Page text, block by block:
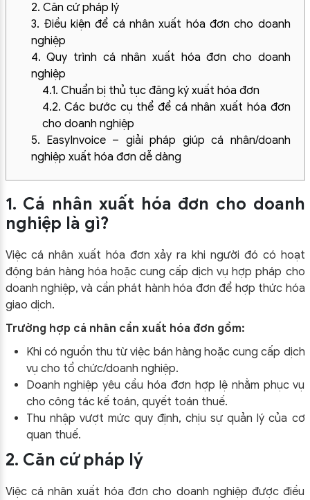
2. Căn cứ pháp lý
3. Điều kiện để cá nhân xuất hóa đơn cho doanh
nghiệp
4. Quy trình cá nhân xuất hóa đơn cho doanh
nghiệp
4.1. Chuẩn bị thủ tục đăng ký xuất hóa đơn
4.2. Các bước cụ thể để cá nhân xuất hóa đơn
cho doanh nghiệp
5. EasyInvoice – giải pháp giúp cá nhân/doanh
nghiệp xuất hóa đơn dễ dàng
1. Cá nhân xuất hóa đơn cho doanh
nghiệp là gì?
Việc cá nhân xuất hóa đơn xảy ra khi người đó có hoạt
động bán hàng hóa hoặc cung cấp dịch vụ hợp pháp cho
doanh nghiệp, và cần phát hành hóa đơn để hợp thức hóa
giao dịch.
Trường hợp cá nhân cần xuất hóa đơn gồm:
Khi có nguồn thu từ việc bán hàng hoặc cung cấp dịch
vụ cho tổ chức/doanh nghiệp.
Doanh nghiệp yêu cầu hóa đơn hợp lệ nhằm phục vụ
cho công tác kế toán, quyết toán thuế.
Thu nhập vượt mức quy định, chịu sự quản lý của cơ
quan thuế.
2. Căn cứ pháp lý
Việc cá nhân xuất hóa đơn cho doanh nghiệp được điều